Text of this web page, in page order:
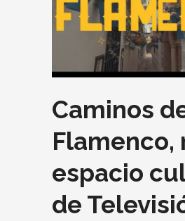
Caminos
Flamenco,
espacio
de